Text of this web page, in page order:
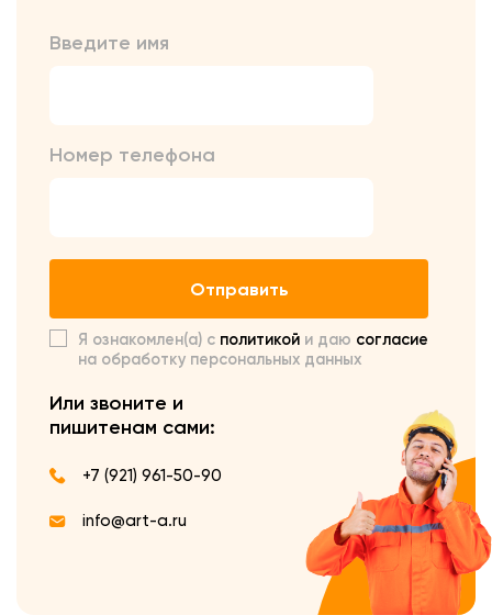
Введите имя
Номер телефона
Отправить
Я ознакомлен(а) с политикой и даю согласие
на обработку персональных данных
Или звоните и
пишитенам сами:
+7 (921) 961-50-90
info@art-a.ru